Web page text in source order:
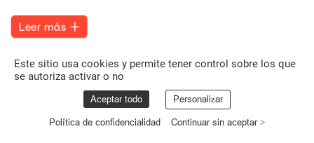
Leer más
Este sitio usa cookies y permite tener control sobre los que
se autoriza activar o no
Aceptar todo Personalizar
Política de confidencialidad Continuar sin aceptar >